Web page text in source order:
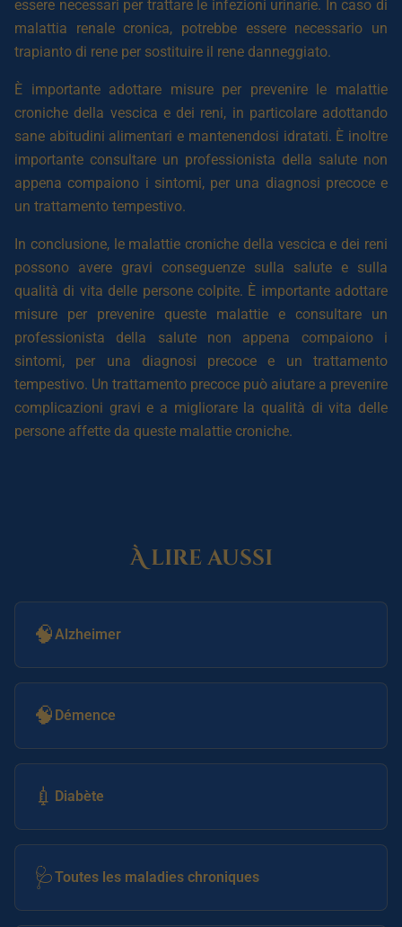
essere necessari per trattare le infezioni urinarie. In caso di
malattia renale cronica, potrebbe essere necessario un
trapianto di rene per sostituire il rene danneggiato.
È importante adottare misure per prevenire le malattie
croniche della vescica e dei reni, in particolare adottando
sane abitudini alimentari e mantenendosi idratati. È inoltre
importante consultare un professionista della salute non
appena compaiono i sintomi, per una diagnosi precoce e
un trattamento tempestivo.
In conclusione, le malattie croniche della vescica e dei reni
possono avere gravi conseguenze sulla salute e sulla
qualità di vita delle persone colpite. È importante adottare
misure per prevenire queste malattie e consultare un
professionista della salute non appena compaiono i
sintomi, per una diagnosi precoce e un trattamento
tempestivo. Un trattamento precoce può aiutare a prevenire
complicazioni gravi e a migliorare la qualità di vita delle
persone affette da queste malattie croniche.
À lire aussi
🧠Alzheimer
🧠 Démence
💉 Diabète
🩺Toutes les maladies chroniques